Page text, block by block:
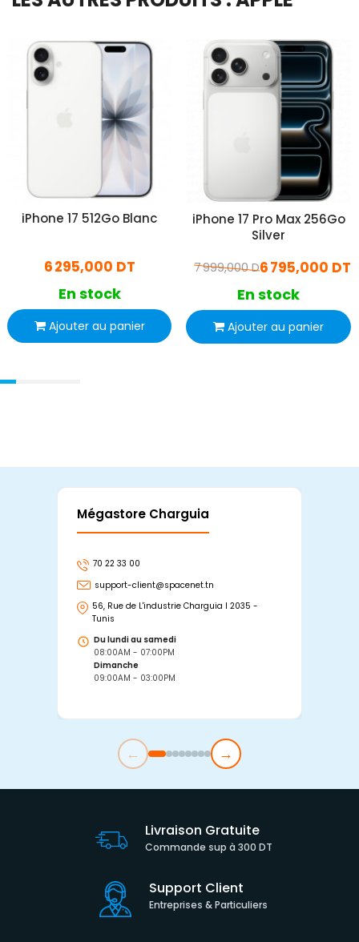
iPhone 17 512Go Blanc
6 295,000 DT
En stock
Ajouter au panier
iPhone 17 Pro Max 256Go
Silver
6 795,000 DT
7 999,000 DT
En stock
Ajouter au panier
Mégastore Charguia
70 22 33 00
support-client@spacenet.tn
56, Rue de L'industrie Charguia I 2035 -
Tunis
Du lundi au samedi
08:00AM - 07:00PM
Dimanche
09:00AM - 03:00PM
← →
Livraison Gratuite
Commande sup à 300 DT
Support Client
Entreprises & Particuliers